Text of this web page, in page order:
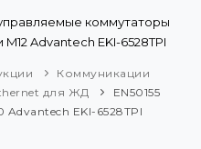
коммутаторы
Advantech EKI-6528TPI
Коммуникации
для ЖД
EN50155
EKI-6528TPI